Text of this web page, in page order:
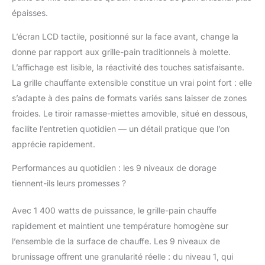
vitesses - permet de cuire un pain
délicieux qui n'est pas trop sec mais plein
de saveur brûlée. Parallèlement, la fonction
de réchauffage et de maintien au chaud
permet de réchauffer rapidement et de
maintenir au chaud le pain précédemment
grillé à des températures plus basses sans
le brûler. 【Tostado uniforme y más
rápido】1400W de alta potencia, acorta el
tiempo de tostado en un 50%, tuesta
que esté crujiente, y mantiene la humedad
y el sabor dentro del pan. Después de
construcción y el cable calefactor para
asegurar que esta tostadora ofrezca
resultados consistentes cada vez. Incluso
durante las horas punta de la mañana,
podrá disfrutar de un horneado perfecto
épaisses.
L’écran LCD tactile, positionné sur la face avant, change la
donne par rapport aux grille-pain traditionnels à molette.
L’affichage est lisible, la réactivité des touches satisfaisante.
La grille chauffante extensible constitue un vrai point fort : elle
s’adapte à des pains de formats variés sans laisser de zones
froides. Le tiroir ramasse-miettes amovible, situé en dessous,
facilite l’entretien quotidien — un détail pratique que l’on
apprécie rapidement.
Performances au quotidien : les 9 niveaux de dorage
tiennent-ils leurs promesses ?
Avec 1 400 watts de puissance, le grille-pain chauffe
rapidement et maintient une température homogène sur
l’ensemble de la surface de chauffe. Les 9 niveaux de
brunissage offrent une granularité réelle : du niveau 1, qui